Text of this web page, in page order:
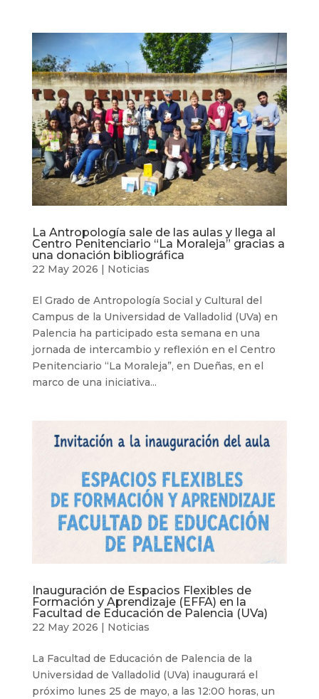
La Antropología sale de las aulas y llega al
Centro Penitenciario “La Moraleja” gracias a
una donación bibliográfica
22 May 2026 | Noticias
El Grado de Antropología Social y Cultural del
Campus de la Universidad de Valladolid (UVa) en
Palencia ha participado esta semana en una
jornada de intercambio y reflexión en el Centro
Penitenciario “La Moraleja”, en Dueñas, en el
marco de una iniciativa...
Inauguración de Espacios Flexibles de
Formación y Aprendizaje (EFFA) en la
Facultad de Educación de Palencia (UVa)
22 May 2026 | Noticias
La Facultad de Educación de Palencia de la
Universidad de Valladolid (UVa) inaugurará el
próximo lunes 25 de mayo, a las 12:00 horas, un